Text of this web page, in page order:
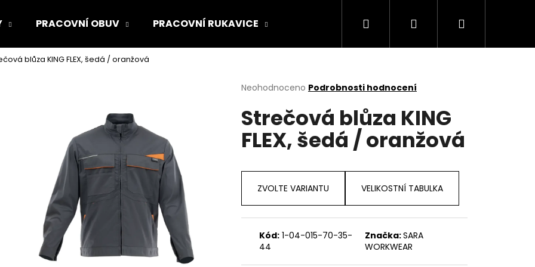
PRACOVNÍ OBUV PRACOVNÍ RUKAVICE TABULKA VELIKOSTI
Hledat PřihlášeníNákupní
blůza KING FLEX, šedá / oranžová
Průměrné
produktu
je
0,0
Neohodnoceno Podrobnosti hodnocení
Strečová blůza KING
FLEX, šedá / oranžová
ZVOLTE VARIANTU VELIKOSTNÍ TABULKA
Kód: 1-04-015-70-35-
44
Značka:SARA
WORKWEAR
Co potřebujete najít?
Doporučujeme